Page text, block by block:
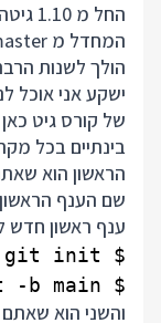
החל
ישקע אני אוכל
של קורס גיט
בינתיים בכל
הראשון הוא
ענף ראשון חדש
$ git checkout -b main
והשני הוא שאתם